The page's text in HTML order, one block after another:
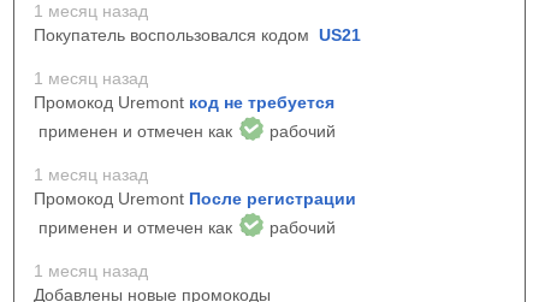
1 месяц назад
Покупатель воспользовался кодом US21
1 месяц назад
Промокод Uremont код не требуется
применен и отмечен как
рабочий
1 месяц назад
Промокод Uremont После регистрации
применен и отмечен как
рабочий
1 месяц назад
Добавлены новые промокоды